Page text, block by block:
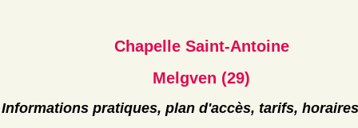
Chapelle Saint-Antoine
Melgven (29)
Informations pratiques, plan d'accès, tarifs, horaires